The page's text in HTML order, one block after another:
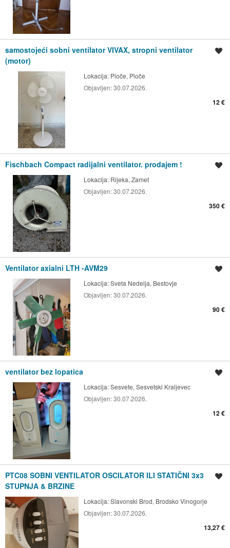
samostojeći sobni ventilator VIVAX, stropni ventilator
(motor)
Lokacija: Ploče, Ploče
Objavljen:30.07.2026.
12 €
Fischbach Compact radijalni ventilator. prodajem !
Lokacija: Rijeka, Zamet
Objavljen:30.07.2026.
350 €
Ventilator axialni LTH -AVM29
Lokacija:Sveta Nedelja, Bestovje
Objavljen:30.07.2026.
90 €
ventilator bez lopatica
Lokacija:Sesvete, Sesvetski Kraljevec
Objavljen:30.07.2026.
12 €
PTC08 SOBNI VENTILATOR OSCILATOR ILI STATIČNI 3x3
STUPNJA & BRZINE
Lokacija:Slavonski Brod, Brodsko Vinogorje
Objavljen:30.07.2026.
13,27 €